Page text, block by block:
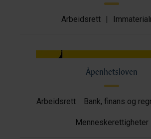
Arbeidsrett |
Åpenhetsloven
Arbeidsrett Bank, finans og
Menneskerettigheter